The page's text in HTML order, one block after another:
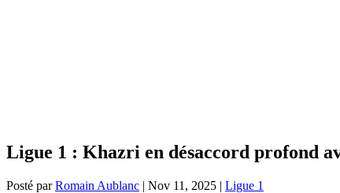
Ligue 1 : Khazri en désaccord profond
Posté parRomain Aublanc | Nov 11, 2025 | Ligue 1